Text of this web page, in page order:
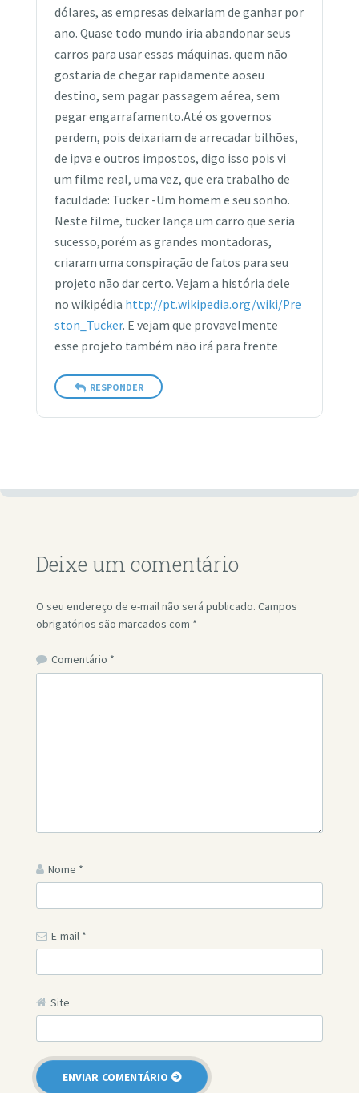
dólares, as empresas deixariam de ganhar por
ano. Quase todo mundo iria abandonar seus
carros para usar essas máquinas. quem não
gostaria de chegar rapidamente aoseu
destino, sem pagar passagem aérea, sem
pegar engarrafamento.Até os governos
perdem, pois deixariam de arrecadar bilhões,
de ipva e outros impostos, digo isso pois vi
um filme real, uma vez, que era trabalho de
faculdade: Tucker -Um homem e seu sonho.
Neste filme, tucker lança um carro que seria
sucesso,porém as grandes montadoras,
criaram uma conspiração de fatos para seu
projeto não dar certo. Vejam a história dele
no wikipédia http://pt.wikipedia.org/wiki/Pre
ston_Tucker. E vejam que provavelmente
esse projeto também não irá para frente
RESPONDER
Deixe um comentário
O seu endereço de e-mail não será publicado. Campos
obrigatórios são marcados com *
Comentário *
Nome *
E-mail *
Site